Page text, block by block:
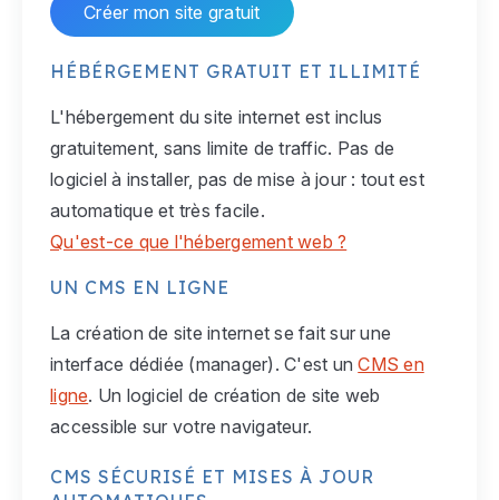
Créer mon site gratuit
HÉBÉRGEMENT GRATUIT ET ILLIMITÉ
L'hébergement du site internet est inclus
gratuitement, sans limite de traffic. Pas de
logiciel à installer, pas de mise à jour : tout est
automatique et très facile.
Qu'est-ce que l'hébergement web ?
UN CMS EN LIGNE
La création de site internet se fait sur une
interface dédiée (manager). C'est unCMS en
ligne. Un logiciel de création de site web
accessible sur votre navigateur.
CMS SÉCURISÉ ET MISES À JOUR